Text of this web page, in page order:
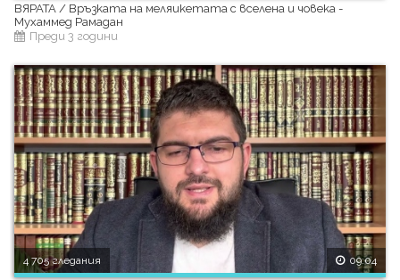
ВЯРАТА / Връзката на меляикетата с вселена и човека -
Мухаммед Рамадан
Преди 3 години
4 705 гледания 09:04